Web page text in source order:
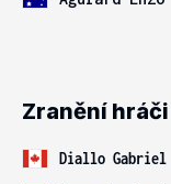
Zranění hráči
Diallo Gabriel